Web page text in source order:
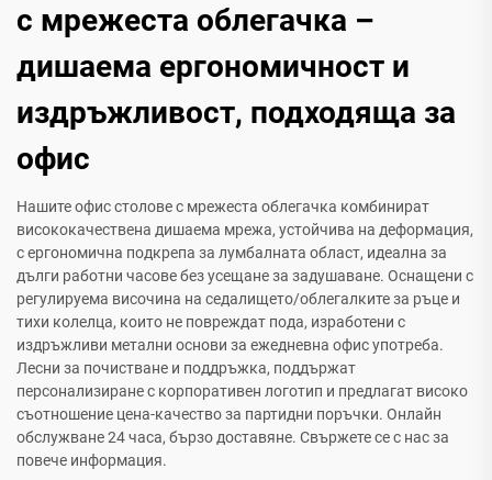
с мрежеста облегачка –
дишаема ергономичност и
издръжливост, подходяща за
офис
Нашите офис столове с мрежеста облегачка комбинират
висококачествена дишаема мрежа, устойчива на деформация,
с ергономична подкрепа за лумбалната област, идеална за
дълги работни часове без усещане за задушаване. Оснащени с
регулируема височина на седалището/облегалките за ръце и
тихи колелца, които не повреждат пода, изработени с
издръжливи метални основи за ежедневна офис употреба.
Лесни за почистване и поддръжка, поддържат
персонализиране с корпоративен логотип и предлагат високо
съотношение цена-качество за партидни поръчки. Онлайн
обслужване 24 часа, бързо доставяне. Свържете се с нас за
повече информация.